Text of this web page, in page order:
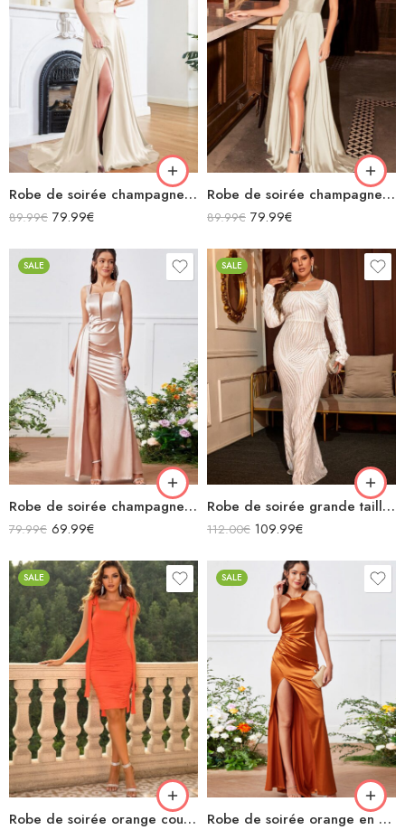
Robe de soirée champagne en satin décolleté carré longue fendue sirène
89.99€ 79.99€
Robe de soirée champagne en satin fluide col bénitier bretelles longue fendue
89.99€ 79.99€
SALE
Robe de soirée champagne en satin longue fendue à bretelles
79.99€ 69.99€
SALE
Robe de soirée grande taille blanche longue sirène manches longues à imprimé col carré
112.00€ 109.99€
SALE
Robe de soirée orange courte sans manches moulante col carré bretelles grand nœud
SALE
Robe de soirée orange en satin licou longue fendue sans manches